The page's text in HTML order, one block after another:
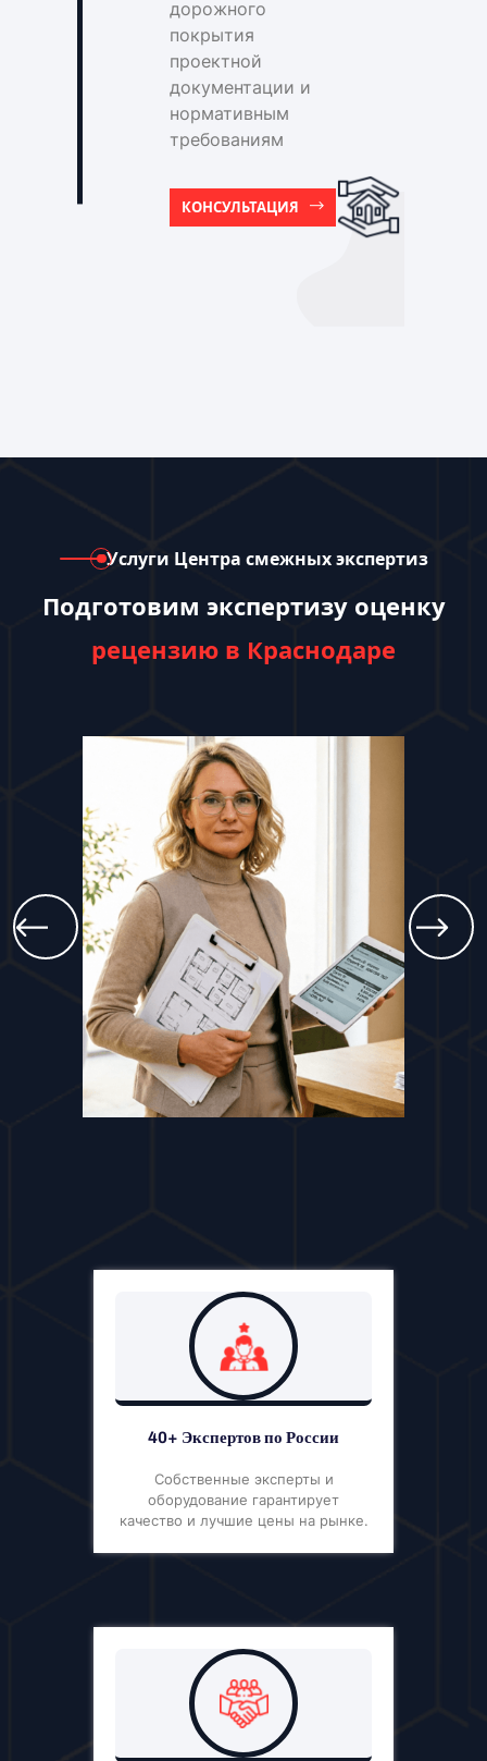
дорожного
покрытия
проектной
документации и
нормативным
требованиям
КОНСУЛЬТАЦИЯ
Услуги Центра смежных экспертиз
Подготовим экспертизу оценку
рецензию в Краснодаре
40+ Экспертов по России
Собственные эксперты и
оборудование гарантирует
качество и лучшие цены на рынке.